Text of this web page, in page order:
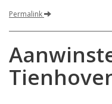
Permalink